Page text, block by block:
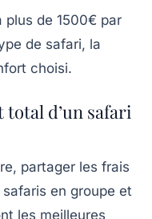
plus de 1500€ par
de safari, la
choisi.
d’un safari
partager les frais
en groupe et
les meilleures